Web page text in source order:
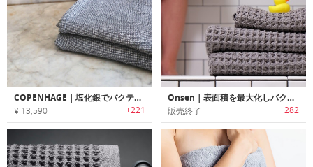
COPENHAGE｜塩化銀でバクテリアの繁殖・臭いが発生しにくいハイパフォーマンスタオル「コペンハーゲン」
¥ 13,590 +221
Onsen｜表面積を最大化しバクテリアの繁殖を抑える吸収性・速乾性に優れたタオル「オンセン」
販売終了 +282